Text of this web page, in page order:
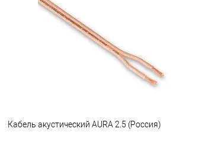
Кабель акустический AURA 2.5 (Россия)